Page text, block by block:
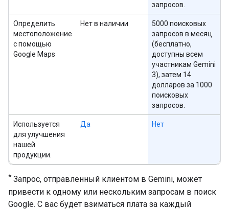
запросов.
Определить
местоположение
с помощью
Google Maps
Нет в наличии
5000 поисковых
запросов в месяц
(бесплатно,
доступны всем
участникам Gemini
3), затем 14
долларов за 1000
поисковых
запросов.
Используется
для улучшения
нашей
продукции.
Да Нет
* Запрос, отправленный клиентом в Gemini, может
привести к одному или нескольким запросам в поиск
Google. С вас будет взиматься плата за каждый